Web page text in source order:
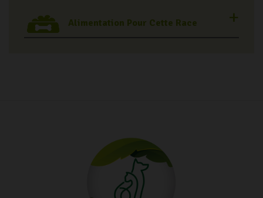
Alimentation Pour Cette Race